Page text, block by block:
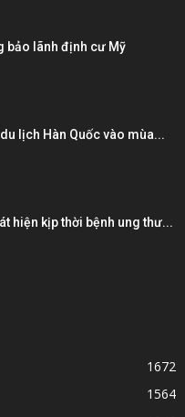
bảo lãnh định cư Mỹ
lịch Hàn Quốc vào mùa...
hiện kịp thời bệnh ung thư...
1672
1564